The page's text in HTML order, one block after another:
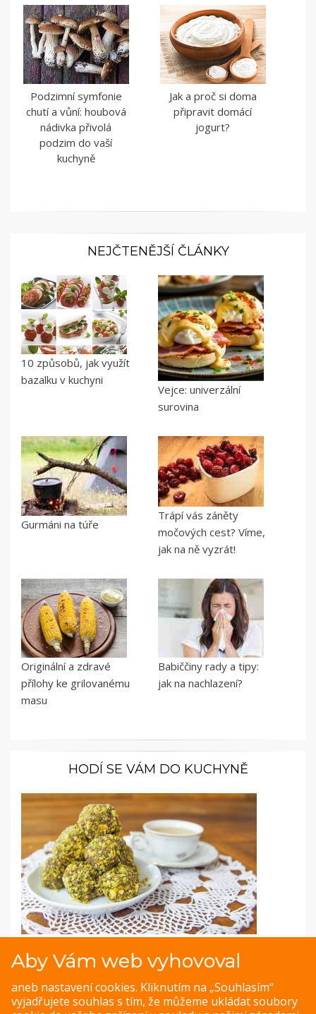
Podzimní symfonie
chutí a vůní: houbová
nádivka přivolá
podzim do vaší
kuchyně
Jak a proč si doma
připravit domácí
jogurt?
NEJČTENĚJŠÍ ČLÁNKY
10 způsobů, jak využít
bazalku v kuchyni
Vejce: univerzální
surovina
Gurmáni na túře
Trápí vás záněty
močových cest? Víme,
jak na ně vyzrát!
Originální a zdravé
přílohy ke grilovanému
masu
Babiččiny rady a tipy:
jak na nachlazení?
HODÍ SE VÁM DO KUCHYNĚ
Fotopostup: Nepečené datlové cukroví
dietní. Pochutnáte si na nich, ale zároveň jsou super
zdravé. Vytvoříte je během deseti minut, ale vypadají
Aby Vám web vyhovoval
aneb nastavení cookies. Kliknutím na „Souhlasím“
vyjadřujete souhlas s tím, že můžeme ukládat soubory